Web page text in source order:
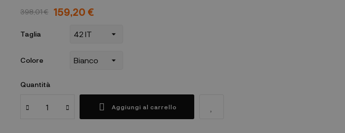
398,01 € 159,20 €
Taglia
Colore
Quantità
Aggiungi al carrello